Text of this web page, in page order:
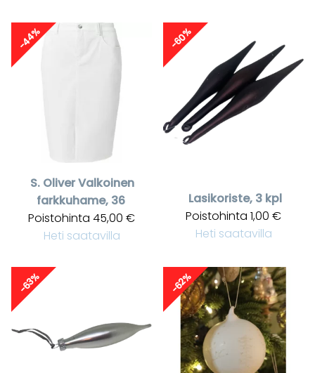
-44%
S. OliverValkoinen
farkkuhame, 36
Poistohinta 45,00 €
Heti saatavilla
-60%
Lasikoriste, 3 kpl
Poistohinta 1,00 €
Heti saatavilla
-63% -62%